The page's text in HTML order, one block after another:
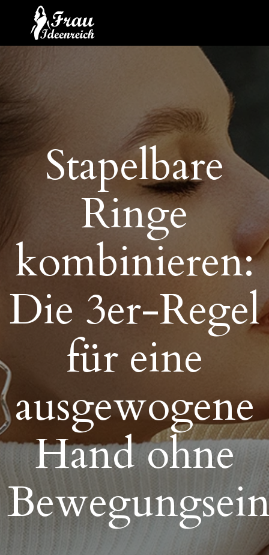
Stapelbare
Ringe
kombinieren:
Die 3er-Regel
für eine
ausgewogene
Hand ohne